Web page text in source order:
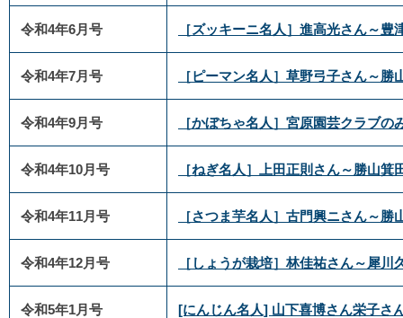
令和4年6月号 ［ズッキーニ名人］進高光さん～豊
令和4年7月号 ［ピーマン名人］草野弓子さん～勝
令和4年9月号 ［かぼちゃ名人］宮原園芸クラブの
令和4年10月号 ［ねぎ名人］上田正則さん～勝山箕
令和4年11月号 ［さつま芋名人］古門興ニさん～勝
令和4年12月号 ［しょうが栽培］林佳祐さん～犀川
令和5年1月号 [にんじん名人] 山下喜博さん栄子さ